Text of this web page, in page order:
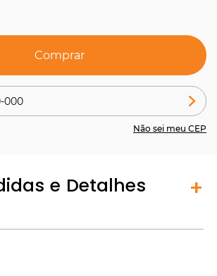
Comprar
Não sei meu CEP
e Detalhes